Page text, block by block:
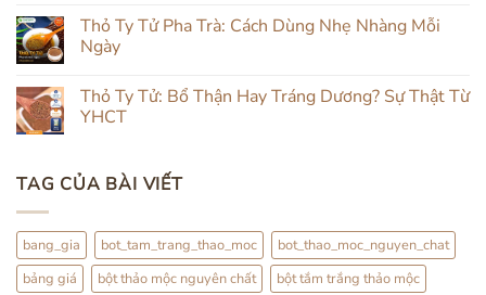
Đắp
Mặt
&
Mộc
Trong
Ra
Đình
Lịch
Kết
luận
Review
Lịch
Thỏ Ty Tử Pha Trà: Cách Dùng Nhẹ Nhàng Mỗi
Ngày
bình
luận
Pha
Trà:
Nhẹ
Nhàng
Mỗi
Ngày
Thỏ Ty Tử: Bổ Thận Hay Tráng Dương? Sự Thật Từ
YHCT
bình
luận
ở
Tử:
Bổ
Thận
Hay
TAG CỦA BÀI VIẾT
bang_gia bot_tam_trang_thao_moc
bot_thao_moc_nguyen_chat
bảng giá
bột thảo mộc nguyên chất
bột tắm trắng thảo mộc